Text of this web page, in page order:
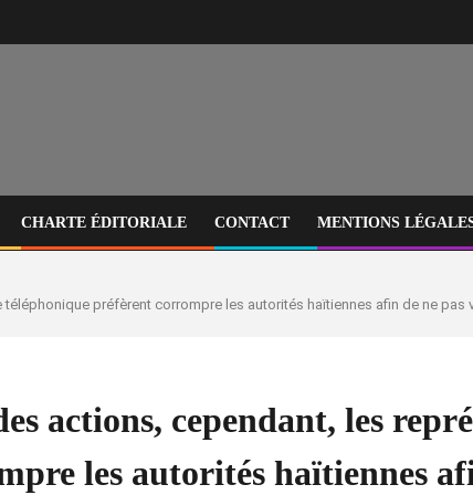
CHARTE ÉDITORIALE CONTACT MENTIONS
préfèrent corrompre les autorités haïtiennes afin de ne pas
actions, cependant, les
les autorités haïtiennes